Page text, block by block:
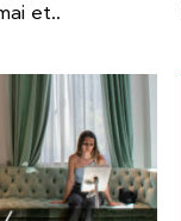
et..